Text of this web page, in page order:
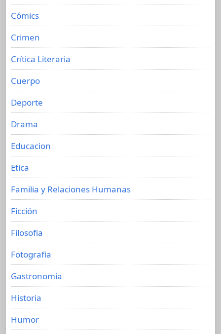
Cómics
Crimen
Crítica Literaria
Cuerpo
Deporte
Drama
Educacion
Etica
Familia y Relaciones Humanas
Ficción
Filosofia
Fotografia
Gastronomia
Historia
Humor